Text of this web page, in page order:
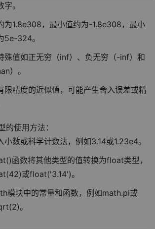
。
为1.8e308，最小值约为-1.8e308，最小
5e-324。
殊值如正无穷（inf）、负无穷（-inf）和
）。
限精度的近似值，可能产生舍入误差或精
使用方法：
小数或科学计数法，例如3.14或1.23e4。
函数将其他类型的值转换为float类型，
或float('3.14')。
模块中的常量和函数，例如math.pi或
。